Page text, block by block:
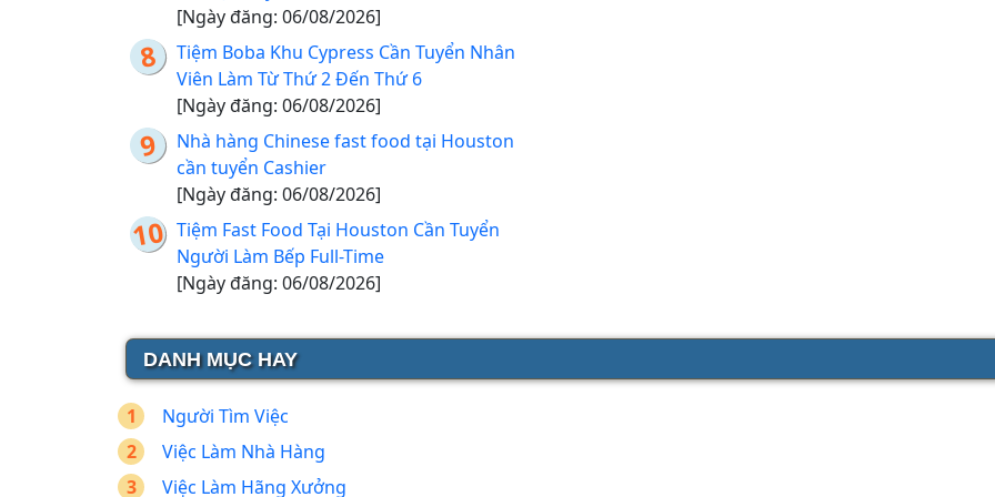
[Ngày đăng: 06/08/2026]
Tiệm Boba Khu Cypress Cần Tuyển Nhân
Viên Làm Từ Thứ 2 Đến Thứ 6
[Ngày đăng: 06/08/2026]
Nhà hàng Chinese fast food tại Houston
cần tuyển Cashier
[Ngày đăng: 06/08/2026]
Tiệm Fast Food Tại Houston Cần Tuyển
Người Làm Bếp Full-Time
[Ngày đăng: 06/08/2026]
DANH MỤC HAY
Người Tìm Việc
Việc Làm Nhà Hàng
Việc Làm Hãng Xưởng